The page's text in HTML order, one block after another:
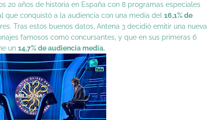
20 años de historia en España con 8 programas especiales
conquistó a la audiencia con una media del 16,1% de
Tras estos buenos datos, Antena 3 decidió emitir una nueva
famosos como concursantes, y que en sus primeras 6
un 14,7% de audiencia media.